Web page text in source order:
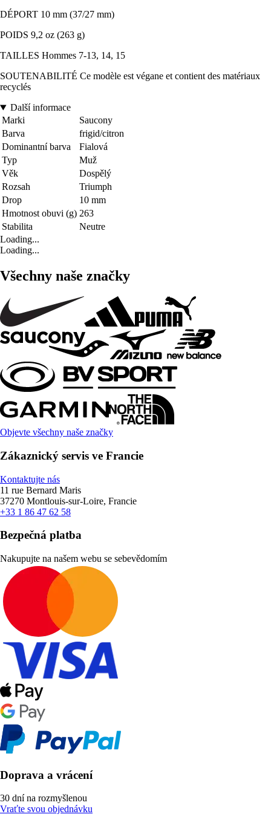
DÉPORT 10 mm (37/27 mm)
POIDS 9,2 oz (263 g)
TAILLES Hommes 7-13, 14, 15
SOUTENABILITÉ Ce modèle est végane et contient des matériaux
recyclés
Další informace
Marki
Saucony
Barva
frigid/citron
Dominantní barva
Fialová
Typ
Muž
Věk
Dospělý
Rozsah
Triumph
Drop
10 mm
Hmotnost obuvi (g) 263
Stabilita
Neutre
Loading...
Loading...
Všechny naše značky
Objevte všechny naše značky
Zákaznický servis ve Francie
Kontaktujte nás
11 rue Bernard Maris
37270 Montlouis-sur-Loire, Francie
+33 1 86 47 62 58
Bezpečná platba
Nakupujte na našem webu se sebevědomím
Doprava a vrácení
30 dní na rozmyšlenou
Vraťte svou objednávku